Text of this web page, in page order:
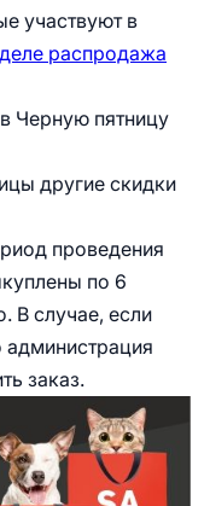
участвуют в
распродажа
Черную пятницу
другие скидки
проведения
по 6
В случае, если
администрация
заказ.